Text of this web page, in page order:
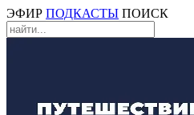
ЭФИР ПОДКАСТЫ ПОИСК